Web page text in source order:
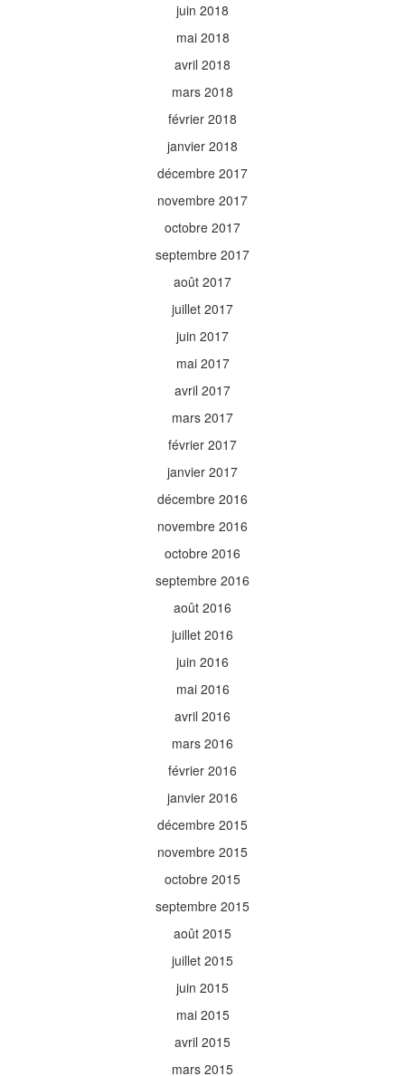
juin 2018
mai 2018
avril 2018
mars 2018
février 2018
janvier 2018
décembre 2017
novembre 2017
octobre 2017
septembre 2017
août 2017
juillet 2017
juin 2017
mai 2017
avril 2017
mars 2017
février 2017
janvier 2017
décembre 2016
novembre 2016
octobre 2016
septembre 2016
août 2016
juillet 2016
juin 2016
mai 2016
avril 2016
mars 2016
février 2016
janvier 2016
décembre 2015
novembre 2015
octobre 2015
septembre 2015
août 2015
juillet 2015
juin 2015
mai 2015
avril 2015
mars 2015